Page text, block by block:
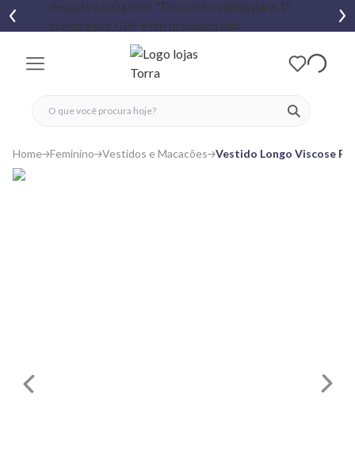
ver
fechar menu
fechar menu
favoritos
Home Feminino Vestidos e Macacões Vestido Longo Viscose